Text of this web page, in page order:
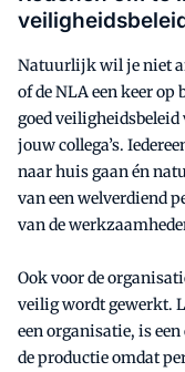
Natuurlijk wil je niet
of de NLA een keer op
goed veiligheidsbeleid
jouw collega’s.
naar huis gaan én
van een welverdiend
van de
Ook voor de
veilig wordt gewerkt.
een organisatie, is
de productie omdat